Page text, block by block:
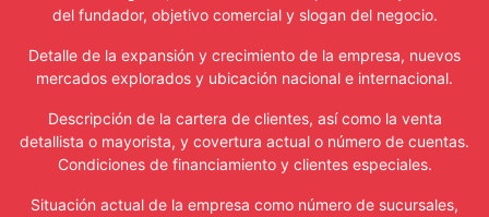
del fundador, objetivo comercial y slogan del negocio.
Detalle de la expansión y crecimiento de la empresa, nuevos
mercados explorados y ubicación nacional e internacional.
Descripción de la cartera de clientes, así como la venta
detallista o mayorista, y covertura actual o número de cuentas.
Condiciones de financiamiento y clientes especiales.
Situación actual de la empresa como número de sucursales,